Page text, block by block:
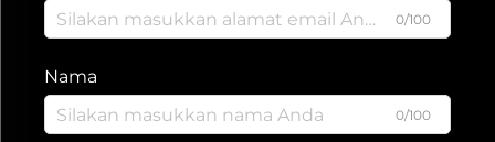
0/100
Nama
0/100